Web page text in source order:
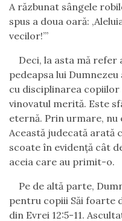
A răzbunat sângele
spus a doua oară:
vecilor!’”
Deci, la asta mă
pedeapsa lui
cu disciplinarea copiilor
vinovatul merită. Este
eternă. Prin urmare,
Această judecată arată
scoate în evidență cât
aceia care au primit-o.
Pe de altă parte,
pentru copiii Săi foarte
din Evrei 12:5-11.